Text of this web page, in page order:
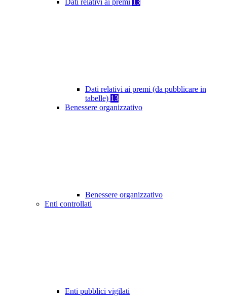
Dati relativi ai premi 13
Dati relativi ai premi (da pubblicare in
tabelle) 13
Benessere organizzativo
Benessere organizzativo
Enti controllati
Enti pubblici vigilati